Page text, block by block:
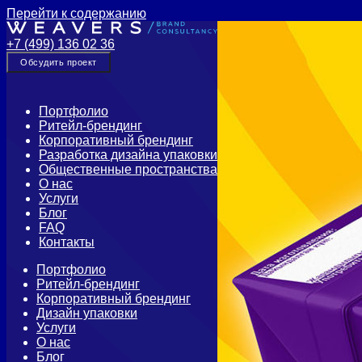
Перейти к содержанию
+7 (499) 136 02 36
Обсудить проект
Портфолио
Ритейл-брендинг
Корпоративный брендинг
Разработка дизайна упаковки
Общественные пространства
О нас
Услуги
Блог
FAQ
Контакты
Портфолио
Ритейл-брендинг
Корпоративный брендинг
Дизайн упаковки
Услуги
О нас
Блог